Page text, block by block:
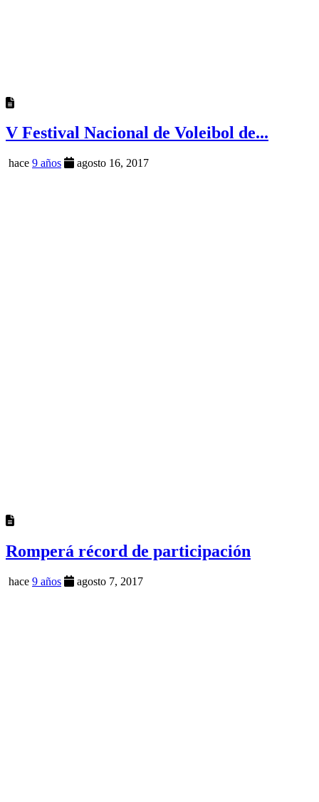
V Festival Nacional de Voleibol de...
hace 9 años agosto 16, 2017
Romperá récord de participación
hace 9 años agosto 7, 2017